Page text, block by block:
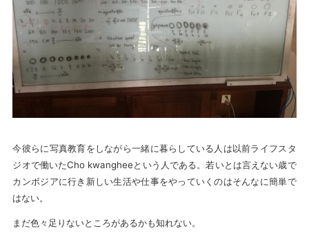
今彼らに写真教育をしながら一緒に暮らしている人は以前ライフスタ
ジオで働いたCho kwangheeという人である。若いとは言えない歳で
カンボジアに行き新しい生活や仕事をやっていくのはそんなに簡単で
はない。
まだ色々足りないところがあるかも知れない。